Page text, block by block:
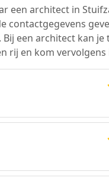
een architect in
contactgegevens
een architect kan
rij en kom